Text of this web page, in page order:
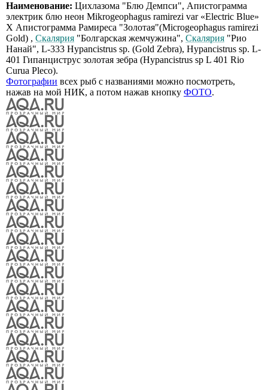
Наименование: Цихлазома "Блю Демпси", Апистограмма
электрик блю неон Mikrogeophagus ramirezi var «Electric Blue»
Х Апистограмма Рамиреса "Золотая"(Microgeophagus ramirezi
Gold) , Скалярия "Болгарская жемчужина", Скалярия "Рио
Нанай", L-333 Hypancistrus sp. (Gold Zebra), Hypancistrus sp. L-
401 Гипанциструс золотая зебра (Hypancistrus sp L 401 Rio
Curua Pleco).
Фотографии всех рыб с названиями можно посмотреть,
нажав на мой НИК, а потом нажав кнопку ФОТО.